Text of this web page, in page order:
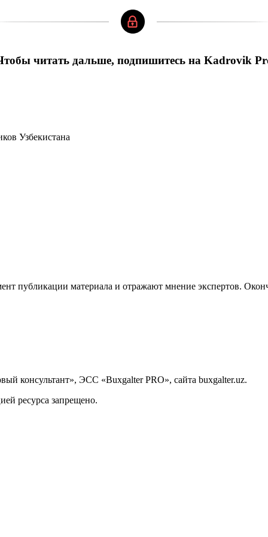
читать дальше, подпишитесь на Kadrovik
Узбекистана
публикации материала и отражают мнение экспертов.
консультант», ЭСС «Buxgalter PRO», сайта buxgalter.uz.
ресурса запрещено.